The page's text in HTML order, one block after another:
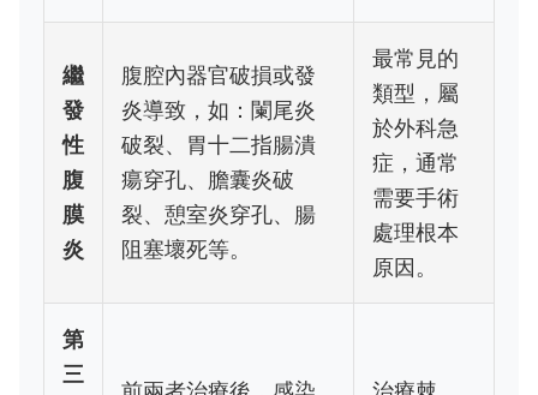
繼
發
性
腹
膜
炎
腹腔內器官破損或發
炎導致，如：闌尾炎
破裂、胃十二指腸潰
瘍穿孔、膽囊炎破
裂、憩室炎穿孔、腸
阻塞壞死等。
最常見的
類型，屬
於外科急
症，通常
需要手術
處理根本
原因。
第
三